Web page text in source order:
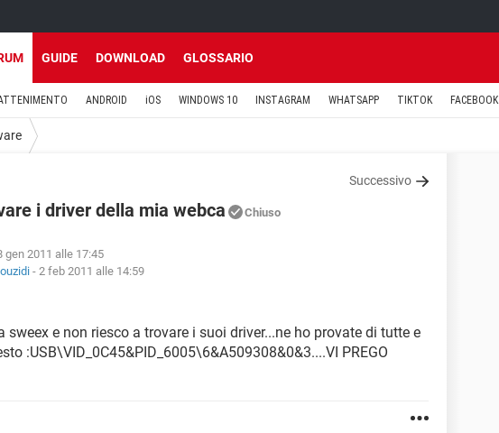
GUIDE DOWNLOAD GLOSSARIO
ANDROID iOS WINDOWS 10 INSTAGRAM WHATSAPP TIKTOK FACEBOOK
Successivo
i driver della mia webca Chiuso
gen 2011 alle 17:45
- 2 feb 2011 alle 14:59
sweex e non riesco a trovare i suoi driver...ne ho provate di tutte e
:USB\VID_0C45&PID_6005\6&A509308&0&3....VI PREGO